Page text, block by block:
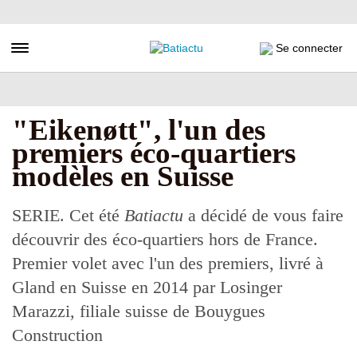
au
principal
Toggle navigation Se connecter
"Eikenøtt", l'un des
premiers éco-quartiers
modèles en Suisse
SERIE. Cet été Batiactu a décidé de vous faire
découvrir des éco-quartiers hors de France.
Premier volet avec l'un des premiers, livré à
Gland en Suisse en 2014 par Losinger
Marazzi, filiale suisse de Bouygues
Construction